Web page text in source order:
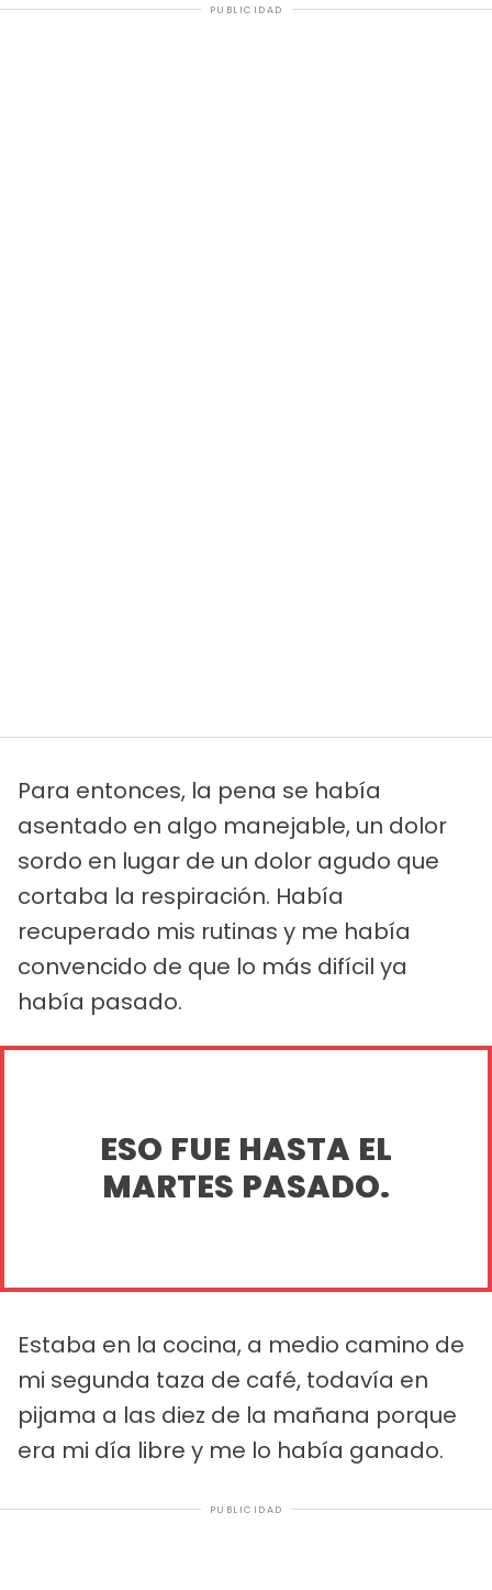
PUBLICIDAD
Para entonces, la pena se había
asentado en algo manejable, un dolor
sordo en lugar de un dolor agudo que
cortaba la respiración. Había
recuperado mis rutinas y me había
convencido de que lo más difícil ya
había pasado.
ESO FUE HASTA EL
MARTES PASADO.
Estaba en la cocina, a medio camino de
mi segunda taza de café, todavía en
pijama a las diez de la mañana porque
era mi día libre y me lo había ganado.
PUBLICIDAD